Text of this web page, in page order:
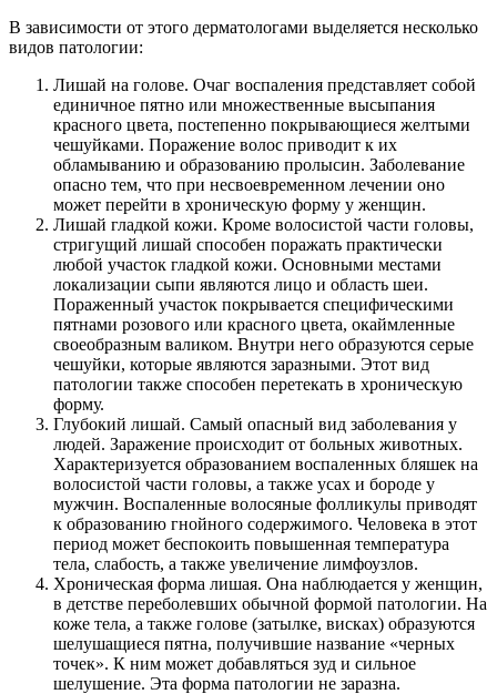
В зависимости от этого дерматологами выделяется несколько
видов патологии:
Лишай на голове. Очаг воспаления представляет собой
единичное пятно или множественные высыпания
красного цвета, постепенно покрывающиеся желтыми
чешуйками. Поражение волос приводит к их
обламыванию и образованию пролысин. Заболевание
опасно тем, что при несвоевременном лечении оно
может перейти в хроническую форму у женщин.
Лишай гладкой кожи. Кроме волосистой части головы,
стригущий лишай способен поражать практически
любой участок гладкой кожи. Основными местами
локализации сыпи являются лицо и область шеи.
Пораженный участок покрывается специфическими
пятнами розового или красного цвета, окаймленные
своеобразным валиком. Внутри него образуются серые
чешуйки, которые являются заразными. Этот вид
патологии также способен перетекать в хроническую
форму.
Глубокий лишай. Самый опасный вид заболевания у
людей. Заражение происходит от больных животных.
Характеризуется образованием воспаленных бляшек на
волосистой части головы, а также усах и бороде у
мужчин. Воспаленные волосяные фолликулы приводят
к образованию гнойного содержимого. Человека в этот
период может беспокоить повышенная температура
тела, слабость, а также увеличение лимфоузлов.
Хроническая форма лишая. Она наблюдается у женщин,
в детстве переболевших обычной формой патологии. На
коже тела, а также голове (затылке, висках) образуются
шелушащиеся пятна, получившие название «черных
точек». К ним может добавляться зуд и сильное
шелушение. Эта форма патологии не заразна.